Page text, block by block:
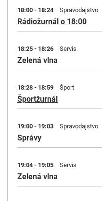
18:00 - 18:24 Spravodajstvo
Rádiožurnál o 18:00
18:25 - 18:26 Servis
Zelená vlna
18:28 - 18:59 Šport
Športžurnál
19:00 - 19:03 Spravodajstvo
Správy
19:04 - 19:05 Servis
Zelená vlna